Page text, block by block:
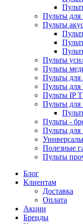
Пульты для
Пульты
Пульты
Пульты
Пульты для
Пульты
Пульты IP
Пульты для
Пульты -
Пульты
Полезные
Пульты
Блог
Клиентам
Доставка
Оплата
Акции
Бренды